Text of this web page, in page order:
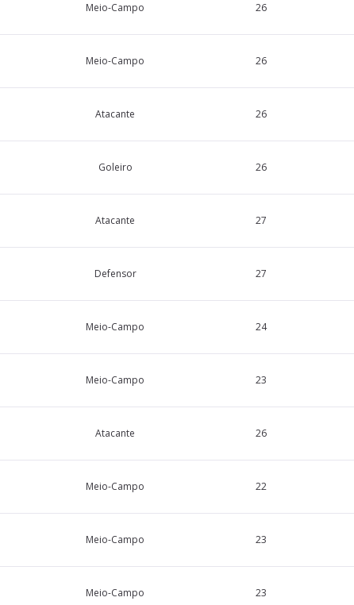
Meio-Campo 26
Meio-Campo 26
Atacante 26
Goleiro 26
Atacante 27
Defensor 27
Meio-Campo 24
Meio-Campo 23
Atacante 26
Meio-Campo 22
Meio-Campo 23
Meio-Campo 23